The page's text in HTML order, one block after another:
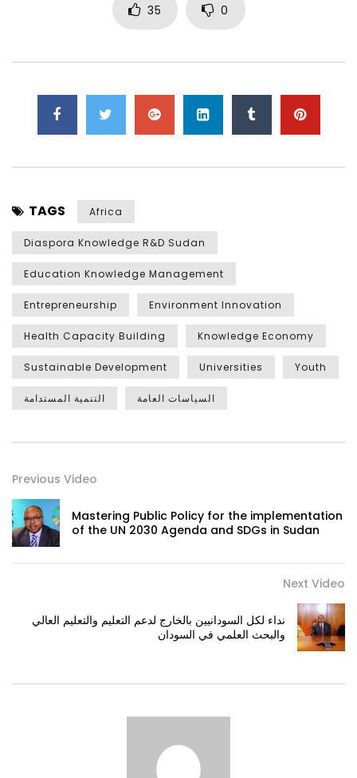
35 0
TAGS Africa
Diaspora Knowledge R&D Sudan
Education Knowledge Management
Entrepreneurship Environment Innovation
Health Capacity Building Knowledge Economy
Sustainable Development Universities Youth
التنمية المستدامة السياسات العامة
Previous Video
Mastering Public Policy for the implementation
of the UN 2030 Agenda and SDGs in Sudan
Next Video
نداء لكل السودانيين بالخارج لدعم التعليم والتعليم العالي
والبحث العلمي في السودان